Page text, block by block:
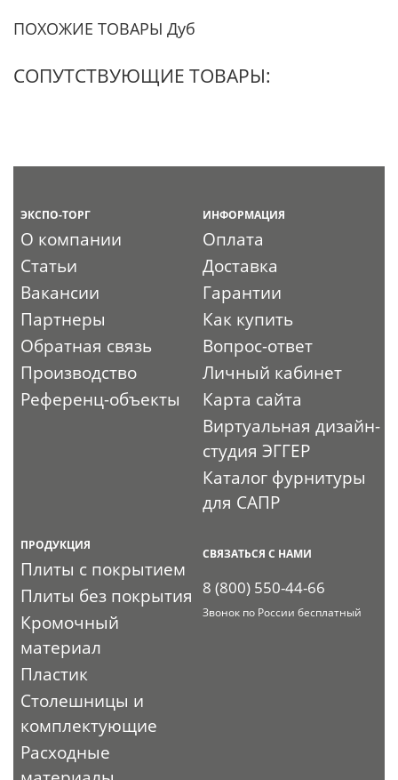
ПОХОЖИЕ ТОВАРЫ Дуб
СОПУТСТВУЮЩИЕ ТОВАРЫ:
ЭКСПО-ТОРГ
О компании
Статьи
Вакансии
Партнеры
Обратная связь
Производство
Референц-объекты
ИНФОРМАЦИЯ
Оплата
Доставка
Гарантии
Как купить
Вопрос-ответ
Личный кабинет
Карта сайта
Виртуальная дизайн-
студия ЭГГЕР
Каталог фурнитуры
для САПР
ПРОДУКЦИЯ
Плиты с покрытием
Плиты без покрытия
Кромочный
материал
Пластик
Столешницы и
комплектующие
Расходные
СВЯЗАТЬСЯ С НАМИ
8 (800) 550-44-66
Звонок по России бесплатный